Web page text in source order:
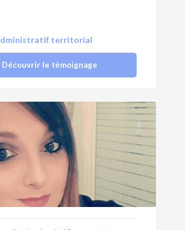
territorial
Découvrir le témoignage